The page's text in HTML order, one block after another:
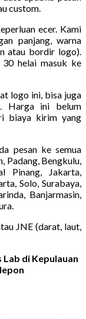
custom.
ecer. Kami
panjang, warna
atau bordir logo).
helai masuk ke
logo ini, bisa juga
Harga ini belum
biaya kirim yang
pesan ke semua
Padang, Bengkulu,
Pinang, Jakarta,
Solo, Surabaya,
Banjarmasin,
JNE (darat, laut,
Lab di Kepulauan